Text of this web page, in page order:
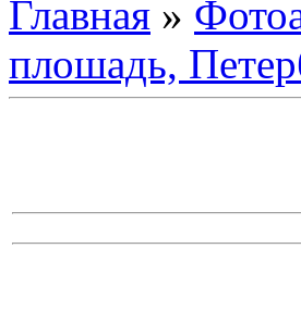
Главная »
плошадь,